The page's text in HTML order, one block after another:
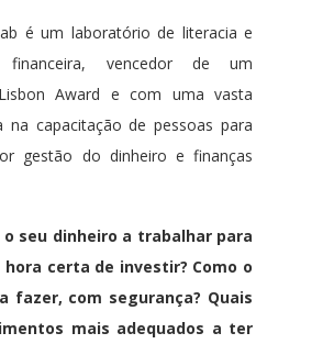
é um laboratório de literacia e
financeira, vencedor de um
Award e com uma vasta
na capacitação de pessoas para
gestão do dinheiro e finanças
o seu dinheiro a trabalhar para
hora certa de investir? Como o
fazer, com segurança? Quais
mais adequados a ter